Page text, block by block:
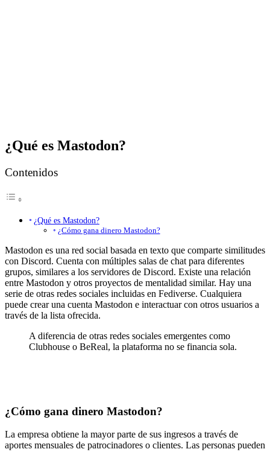
¿Qué es Mastodon?
Contenidos
¿Qué es Mastodon?
¿Cómo gana dinero Mastodon?
Mastodon es una red social basada en texto que comparte similitudes
con Discord. Cuenta con múltiples salas de chat para diferentes
grupos, similares a los servidores de Discord. Existe una relación
entre Mastodon y otros proyectos de mentalidad similar. Hay una
serie de otras redes sociales incluidas en Fediverse. Cualquiera
puede crear una cuenta Mastodon e interactuar con otros usuarios a
través de la lista ofrecida.
A diferencia de otras redes sociales emergentes como
Clubhouse o BeReal, la plataforma no se financia sola.
¿Cómo gana dinero Mastodon?
La empresa obtiene la mayor parte de sus ingresos a través de
aportes mensuales de patrocinadores o clientes. Las personas pueden